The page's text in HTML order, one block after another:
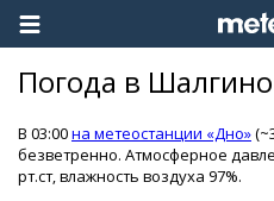
Погода в
В 03:00на метеостанции «Дно»
безветренно. Атмосферное
рт.ст, влажность воздуха 97%.